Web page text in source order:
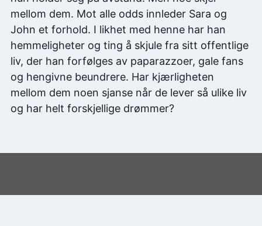
mellom dem. Mot alle odds innleder Sara og
John et forhold. I likhet med henne har han
hemmeligheter og ting å skjule fra sitt offentlige
liv, der han forfølges av paparazzoer, gale fans
og hengivne beundrere. Har kjærligheten
mellom dem noen sjanse når de lever så ulike liv
og har helt forskjellige drømmer?